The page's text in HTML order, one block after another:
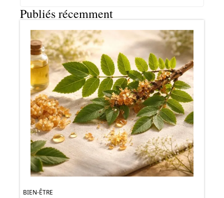
Publiés récemment
BIEN-ÊTRE